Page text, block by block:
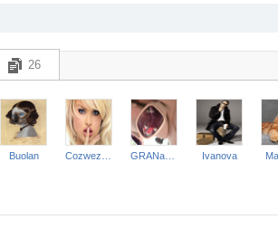
26
Buolan Ivanova